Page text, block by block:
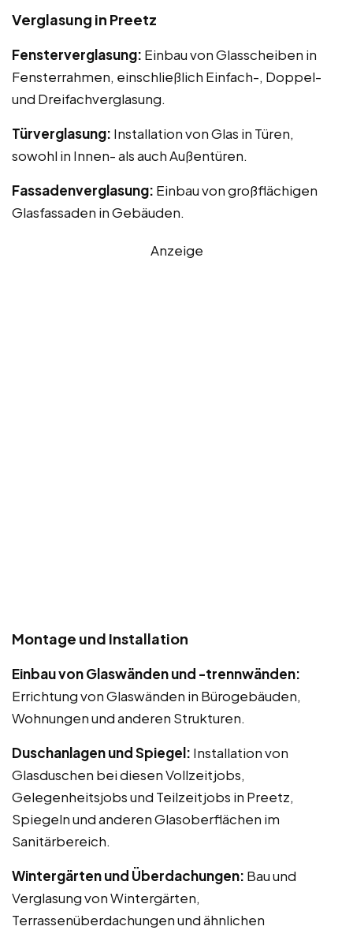
Verglasung in Preetz
Fensterverglasung: Einbau von Glasscheiben in
Fensterrahmen, einschließlich Einfach-, Doppel-
und Dreifachverglasung.
Türverglasung: Installation von Glas in Türen,
sowohl in Innen- als auch Außentüren.
Fassadenverglasung: Einbau von großflächigen
Glasfassaden in Gebäuden.
Anzeige
Montage und Installation
Einbau von Glaswänden und -trennwänden:
Errichtung von Glaswänden in Bürogebäuden,
Wohnungen und anderen Strukturen.
Duschanlagen und Spiegel: Installation von
Glasduschen bei diesen Vollzeitjobs,
Gelegenheitsjobs und Teilzeitjobs in Preetz,
Spiegeln und anderen Glasoberflächen im
Sanitärbereich.
Wintergärten und Überdachungen: Bau und
Verglasung von Wintergärten,
Terrassenüberdachungen und ähnlichen